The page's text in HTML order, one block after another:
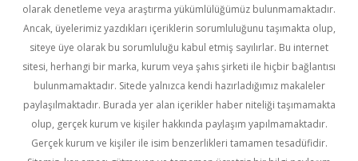
olarak denetleme veya araştırma yükümlülüğümüz bulunmamaktadır.
Ancak, üyelerimiz yazdıkları içeriklerin sorumluluğunu taşımakta olup,
siteye üye olarak bu sorumluluğu kabul etmiş sayılırlar. Bu internet
sitesi, herhangi bir marka, kurum veya şahıs şirketi ile hiçbir bağlantısı
bulunmamaktadır. Sitede yalnızca kendi hazırladığımız makaleler
paylaşılmaktadır. Burada yer alan içerikler haber niteliği taşımamakta
olup, gerçek kurum ve kişiler hakkında paylaşım yapılmamaktadır.
Gerçek kurum ve kişiler ile isim benzerlikleri tamamen tesadüfidir.